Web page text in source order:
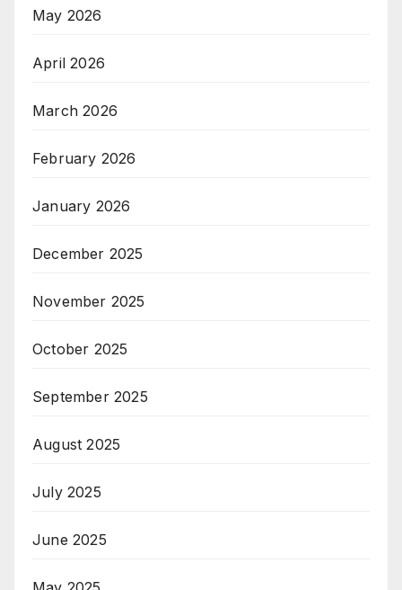
May 2026
April 2026
March 2026
February 2026
January 2026
December 2025
November 2025
October 2025
September 2025
August 2025
July 2025
June 2025